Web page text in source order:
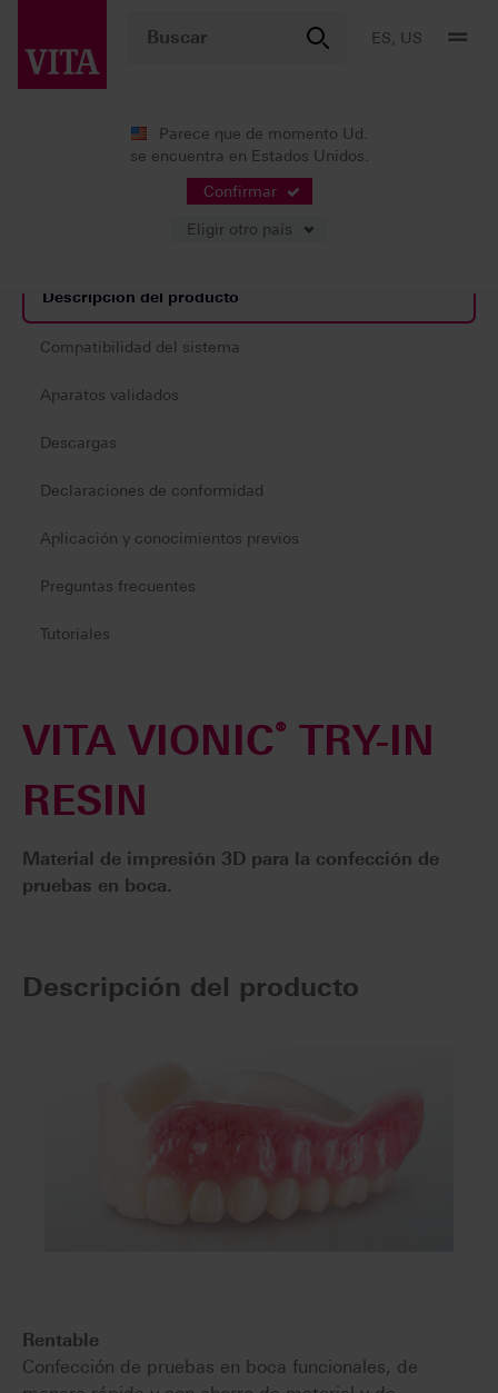
ES, US
Parece que de momento Ud.
se encuentra en Estados Unidos.
Confirmar
Eligir otro país
Prótesis digitales
Impresión 3D
TRY-IN RESIN
Descripción del producto
Compatibilidad del sistema
Aparatos validados
Descargas
Declaraciones de conformidad
Aplicación y conocimientos previos
Preguntas frecuentes
Tutoriales
VITA VIONIC® TRY-IN
RESIN
Material de impresión 3D para la confección de
pruebas en boca.
Descripción del producto
Rentable
Confección de pruebas en boca funcionales, de